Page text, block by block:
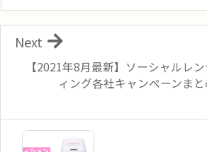
【2021年8月最新】ソーシャルレ
ィング各社キャンペーンまと
Next